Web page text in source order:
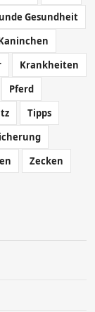
Gesundheit
Krankheiten
Pferd
Tipps
Zecken